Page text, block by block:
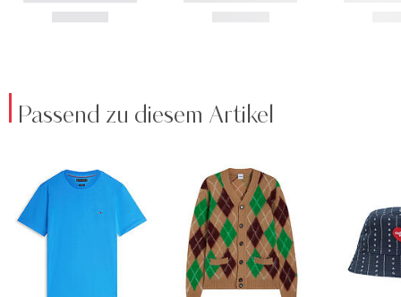
Passend zu diesem Artikel